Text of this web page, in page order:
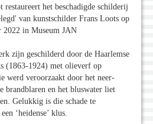
restaureert het beschadigde schilderij
van kunstschilder Frans Loots op
2022 in Museum JAN
zijn geschilderd door de Haarlemse
(1863-1924) met olieverf op
werd veroorzaakt door het neer­
brandblaren en het bluswater liet
Gelukkig is die schade te
‘heidense’ klus.